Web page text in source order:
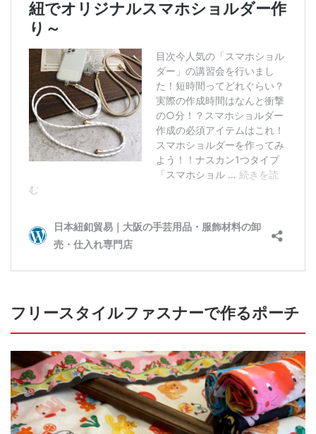
フリースタイルファスナーで作るポーチ